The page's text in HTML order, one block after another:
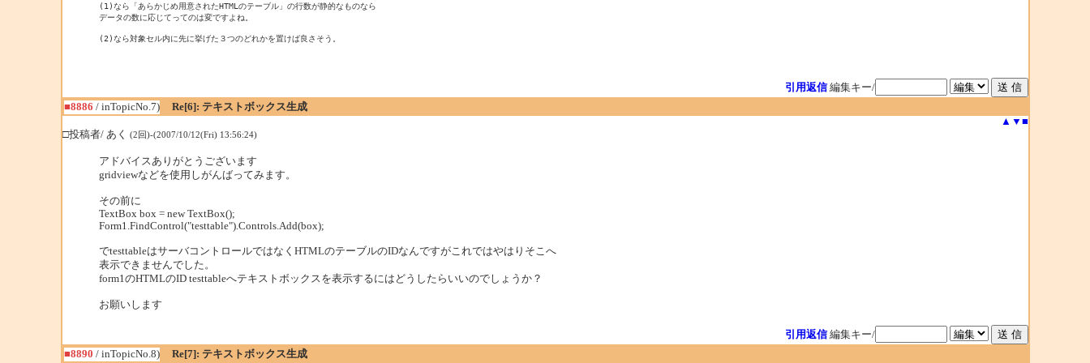
(1)なら「あらかじめ用意されたHTMLのテーブル」の行数が静的なものなら
データの数に応じてってのは変ですよね。
(2)なら対象セル内に先に挙げた３つのどれかを置けば良さそう。
引用返信 編集キー/
■8886 / inTopicNo.7)
Re[6]: テキストボックス生成
▲ ▼ ■
□投稿者/ あく
(2回)-(2007/10/12(Fri) 13:56:24)
アドバイスありがとうございます
gridviewなどを使用しがんばってみます。
その前に
TextBox box = new TextBox();
Form1.FindControl("testtable").Controls.Add(box);
でtesttableはサーバコントロールではなくHTMLのテーブルのIDなんですがこれではやはりそこへ
表示できませんでした。
form1のHTMLのID testtableへテキストボックスを表示するにはどうしたらいいのでしょうか？
お願いします
引用返信 編集キー/
■8890 / inTopicNo.8)
Re[7]: テキストボックス生成